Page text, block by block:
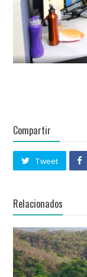
Compartir
Tweet
Relacionados